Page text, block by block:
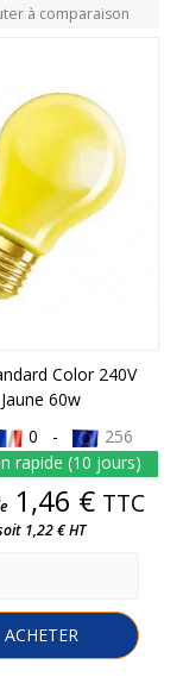
à comparaison
Color 240V
Jaune 60w
0 -
256
rapide (10 jours)
Prix
1,46 € TTC
1,22 € HT
ACHETER